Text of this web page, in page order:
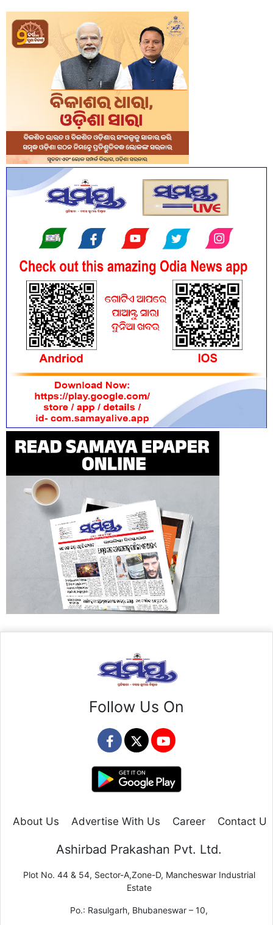
Follow Us On
About Us Advertise With Us Career Contact Us
Ashirbad Prakashan Pvt. Ltd.
Plot No. 44 & 54, Sector-A,Zone-D, Mancheswar Industrial
Estate
Po.: Rasulgarh, Bhubaneswar – 10,